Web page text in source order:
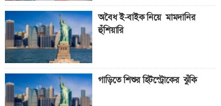
অবৈধ ই-বাইক নিয়ে মামদানির
হুঁশিয়ারি
গাড়িতে শিশুর হিটস্ট্রোকের ঝুঁকি